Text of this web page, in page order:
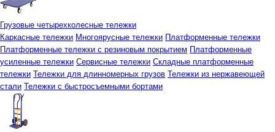
Грузовые четырехколесные тележки
Каркасные тележки Многоярусные тележки Платформенные тележки
Платформенные тележки с резиновым покрытием Платформенные
усиленные тележки Сервисные тележки Складные платформенные
тележки Тележки для длинномерных грузов Тележки из нержавеющей
стали Тележки с быстросъемными бортами